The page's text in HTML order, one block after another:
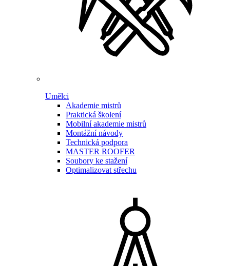
Umělci
Akademie mistrů
Praktická školení
Mobilní akademie mistrů
Montážní návody
Technická podpora
MASTER ROOFER
Soubory ke stažení
Optimalizovat střechu